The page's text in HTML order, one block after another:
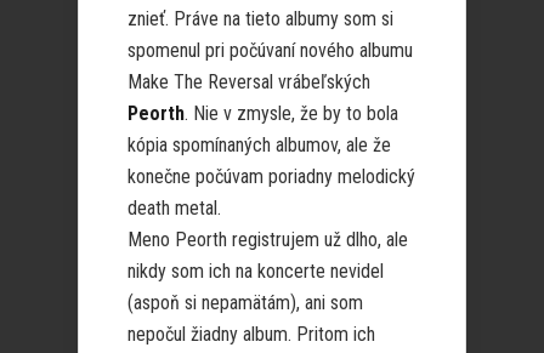
znieť. Práve na tieto albumy som si
spomenul pri počúvaní nového albumu
Make The Reversal vrábeľských
Peorth. Nie v zmysle, že by to bola
kópia spomínaných albumov, ale že
konečne počúvam poriadny melodický
death metal.
Meno Peorth registrujem už dlho, ale
nikdy som ich na koncerte nevidel
(aspoň si nepamätám), ani som
nepočul žiadny album. Pritom ich